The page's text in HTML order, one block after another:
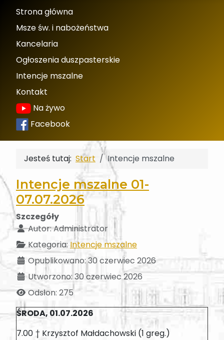
Strona główna
Msze św. i nabożeństwa
Kancelaria
Ogłoszenia duszpasterskie
Intencje mszalne
Kontakt
Na żywo
Facebook
Jesteś tutaj: Start Intencje mszalne
Intencje mszalne 01-
07.07.2026
Szczegóły
Autor:Administrator
Kategoria: Intencje mszalne
Opublikowano: 30 czerwiec 2026
Utworzono: 30 czerwiec 2026
Odsłon: 275
ŚRODA, 01.07.2026
7.00 † Krzysztof Małdachowski (1 greg.)